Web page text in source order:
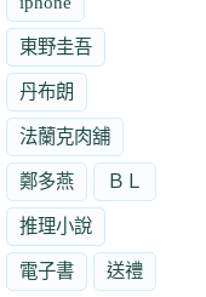
東野圭吾
丹布朗
法蘭克肉舖
鄭多燕 ＢＬ
推理小說
電子書 送禮